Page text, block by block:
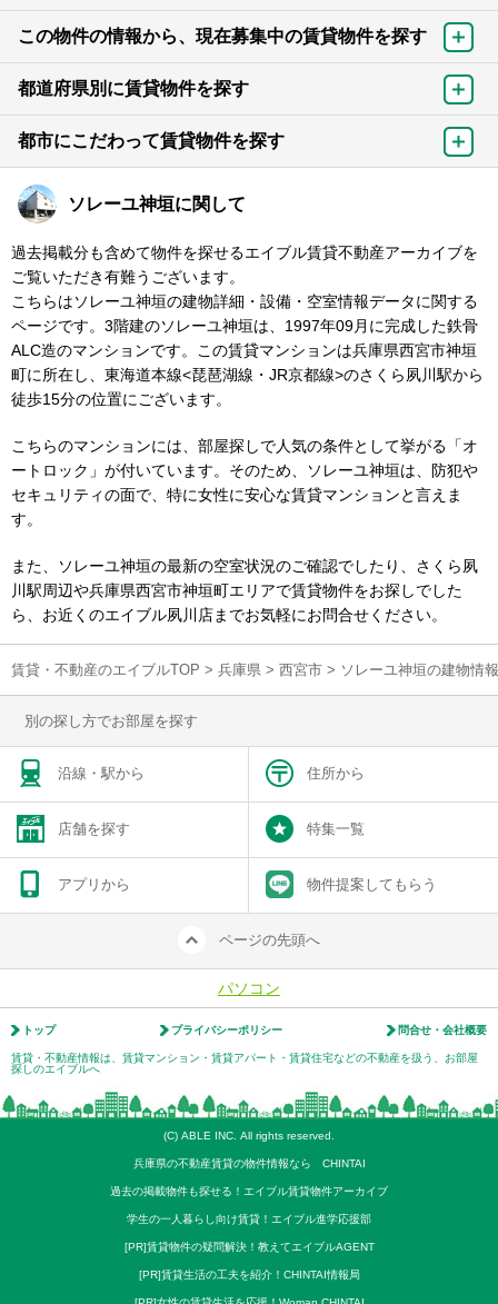
この物件の情報から、現在募集中の賃貸物件を探す
都道府県別に賃貸物件を探す
都市にこだわって賃貸物件を探す
ソレーユ神垣に関して
過去掲載分も含めて物件を探せるエイブル賃貸不動産アーカイブを
ご覧いただき有難うございます。
こちらはソレーユ神垣の建物詳細・設備・空室情報データに関する
ページです。3階建のソレーユ神垣は、1997年09月に完成した鉄骨
ALC造のマンションです。この賃貸マンションは兵庫県西宮市神垣
町に所在し、東海道本線<琵琶湖線・JR京都線>のさくら夙川駅から
徒歩15分の位置にございます。
こちらのマンションには、部屋探しで人気の条件として挙がる「オ
ートロック」が付いています。そのため、ソレーユ神垣は、防犯や
セキュリティの面で、特に女性に安心な賃貸マンションと言えま
す。
また、ソレーユ神垣の最新の空室状況のご確認でしたり、さくら夙
川駅周辺や兵庫県西宮市神垣町エリアで賃貸物件をお探しでした
ら、お近くのエイブル夙川店までお気軽にお問合せください。
賃貸・不動産のエイブルTOP > 兵庫県 > 西宮市 > ソレーユ神垣の建物情
別の探し方でお部屋を探す
沿線・駅から 住所から
店舗を探す 特集一覧
アプリから 物件提案してもらう
ページの先頭へ
パソコン
トップ プライバシーポリシー 問合せ・会社概要
賃貸・不動産情報は、賃貸マンション・賃貸アパート・賃貸住宅などの不動産を扱う、お部屋
探しのエイブルへ
(C) ABLE INC. All rights reserved.
兵庫県の不動産賃貸の物件情報なら CHINTAI
過去の掲載物件も探せる！エイブル賃貸物件アーカイブ
学生の一人暮らし向け賃貸！エイブル進学応援部
[PR]賃貸物件の疑問解決！教えてエイブルAGENT
[PR]賃貸生活の工夫を紹介！CHINTAI情報局